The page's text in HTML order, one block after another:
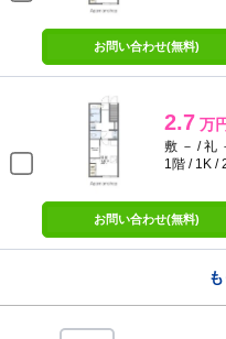
お問い合わせ(無料)
2.7 万
敷 － / 礼
1階 / 1K /
お問い合わせ(無料)